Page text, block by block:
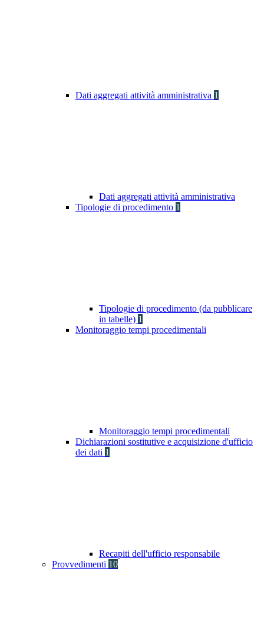
Dati aggregati attività amministrativa 1
Dati aggregati attività amministrativa
Tipologie di procedimento 1
Tipologie di procedimento (da pubblicare
in tabelle) 1
Monitoraggio tempi procedimentali
Monitoraggio tempi procedimentali
Dichiarazioni sostitutive e acquisizione d'ufficio
dei dati 1
Recapiti dell'ufficio responsabile
Provvedimenti 10